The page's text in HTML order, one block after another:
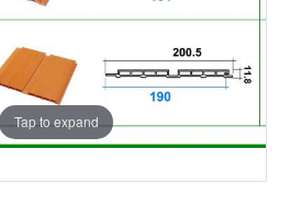
Tap to expand